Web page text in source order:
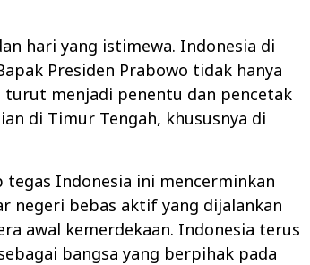
hari yang istimewa. Indonesia di
Presiden Prabowo tidak hanya
menjadi penentu dan pencetak
di Timur Tengah, khususnya di
tegas Indonesia ini mencerminkan
negeri bebas aktif yang dijalankan
awal kemerdekaan. Indonesia terus
bangsa yang berpihak pada